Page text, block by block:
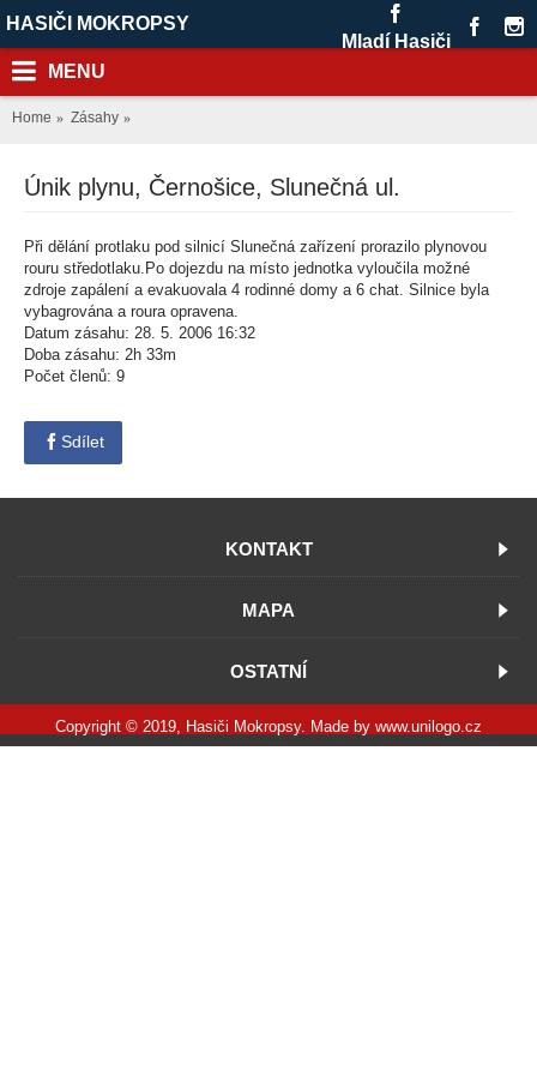
HASIČI MOKROPSY
Mladí Hasiči
MENU
Home Zásahy
Únik plynu, Černošice, Slunečná ul.
Při dělání protlaku pod silnicí Slunečná zařízení prorazilo plynovou
rouru středotlaku.Po dojezdu na místo jednotka vyloučila možné
zdroje zapálení a evakuovala 4 rodinné domy a 6 chat. Silnice byla
vybagrována a roura opravena.
Datum zásahu: 28. 5. 2006 16:32
Doba zásahu: 2h 33m
Počet členů: 9
Sdílet
KONTAKT
MAPA
OSTATNÍ
Copyright © 2019, Hasiči Mokropsy. Made by www.unilogo.cz